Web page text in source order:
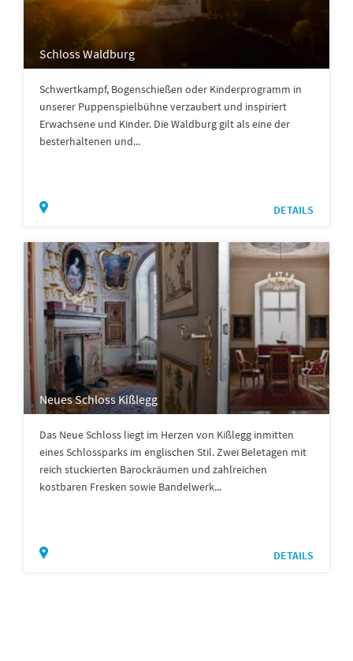
Schloss Waldburg
Schwertkampf, Bogenschießen oder Kinderprogramm in
unserer Puppenspielbühne verzaubert und inspiriert
Erwachsene und Kinder. Die Waldburg gilt als eine der
besterhaltenen und...
DETAILS
Neues Schloss Kißlegg
Das Neue Schloss liegt im Herzen von Kißlegg inmitten
eines Schlossparks im englischen Stil. Zwei Beletagen mit
reich stuckierten Barockräumen und zahlreichen
kostbaren Fresken sowie Bandelwerk...
DETAILS